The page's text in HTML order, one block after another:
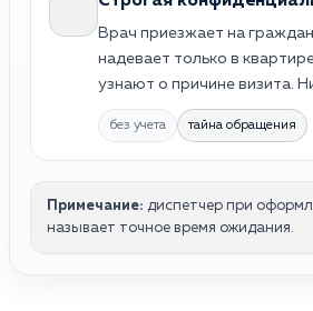
Врач приезжает на
надевает только в
узнают о причине визита.
без учета тайна обращения
Примечание: диспетчер при
называет точное время ожидания.